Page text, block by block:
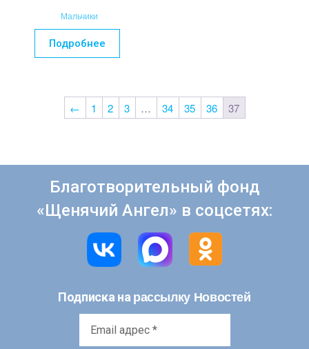
Мальчики
Подробнее
← 1 2 3 … 34 35 36 37
Благотворительный фонд
«Щенячий Ангел» в соцсетях:
Подписка на рассылку Новостей